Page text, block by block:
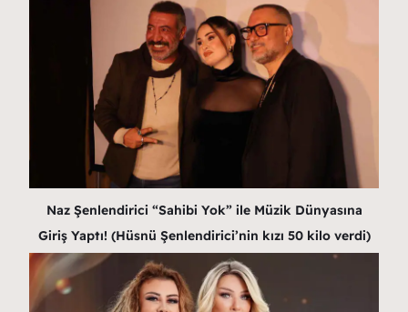
Naz Şenlendirici “Sahibi Yok” ile Müzik Dünyasına
Giriş Yaptı! (Hüsnü Şenlendirici’nin kızı 50 kilo verdi)